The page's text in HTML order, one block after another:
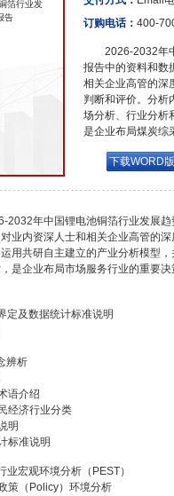
箔行业发
告
订购电话： 400-
2026-2032年
报告中的资料和数
相关企业高管的深
判断和评价。分析
场分析、行业分析
是企业布局煤炭综
下载WORD版
2032年中国锂电池铜箔行业发展
业内资深人士和相关企业高管的
用共研自主建立的产业分析模型
是企业布局市场服务行业的重要决
定及数据统计标准说明
辨析
语介绍
经济行业分类
明
标准说明
宏观环境分析（PEST）
策（Policy）环境分析